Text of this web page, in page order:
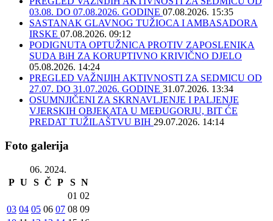
03.08. DO 07.08.2026. GODINE 07.08.2026. 15:35
SASTANAK GLAVNOG TUŽIOCA I AMBASADORA
IRSKE 07.08.2026. 09:12
PODIGNUTA OPTUŽNICA PROTIV ZAPOSLENIKA
SUDA BiH ZA KORUPTIVNO KRIVIČNO DJELO
05.08.2026. 14:24
PREGLED VAŽNIJIH AKTIVNOSTI ZA SEDMICU OD
27.07. DO 31.07.2026. GODINE 31.07.2026. 13:34
OSUMNJIČENI ZA SKRNAVLJENJE I PALJENJE
VJERSKIH OBJEKATA U MEĐUGORJU, BIT ĆE
PREDAT TUŽILAŠTVU BIH 29.07.2026. 14:14
Foto galerija
06. 2024.
P U S Č P S N
01 02
03 04 05 06 07 08 09